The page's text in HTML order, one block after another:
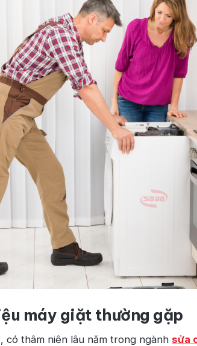
máy giặt thường gặp
có thâm niên lâu năm trong ngành sửa